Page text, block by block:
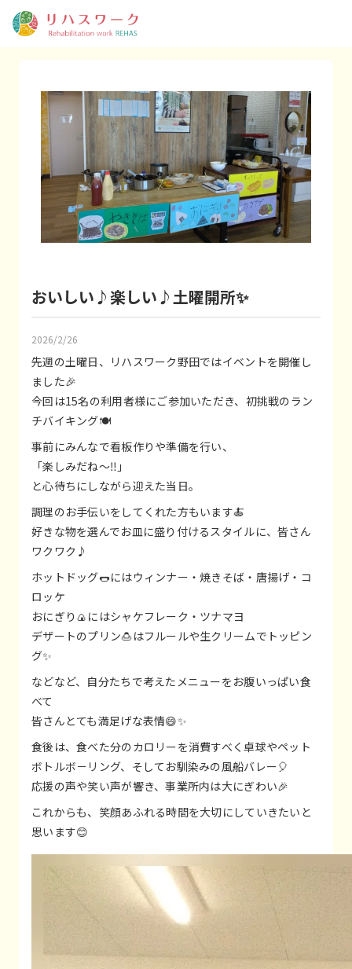
おいしい♪楽しい♪土曜開所✨
2026/2/26
先週の土曜日、リハスワーク野田ではイベントを開催し
ました🎉
今回は15名の利用者様にご参加いただき、初挑戦のラン
チバイキング🍽️
事前にみんなで看板作りや準備を行い、
「楽しみだね～‼️」
と心待ちにしながら迎えた当日。
調理のお手伝いをしてくれた方もいます🍝
好きな物を選んでお皿に盛り付けるスタイルに、皆さん
ワクワク♪
ホットドッグ🌭にはウィンナー・焼きそば・唐揚げ・コ
ロッケ
おにぎり🍙にはシャケフレーク・ツナマヨ
デザートのプリン🍮はフルールや生クリームでトッピン
グ✨
などなど、自分たちで考えたメニューをお腹いっぱい食
べて
皆さんとても満足げな表情😄✨
食後は、食べた分のカロリーを消費すべく卓球やペット
ボトルボ－リング、そしてお馴染みの風船バレー🎈
応援の声や笑い声が響き、事業所内は大にぎわい🎉
これからも、笑顔あふれる時間を大切にしていきたいと
思います😊